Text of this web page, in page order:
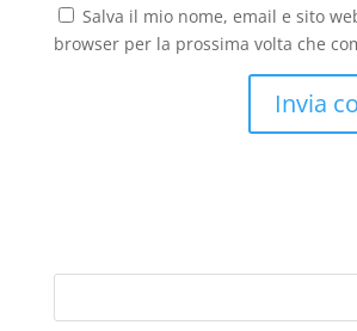
Salva il mio nome, email e sito
browser per la prossima volta che